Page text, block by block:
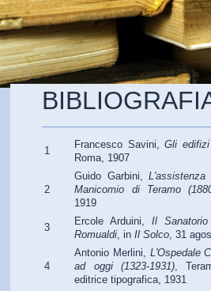
1
Francesco Savini, Gli
Roma, 1907
2
Guido Garbini,
Manicomio di Teramo
1919
3
Ercole Arduini,Il Sanatorio
Romualdi, inIl Solco, 31
4
Antonio Merlini, L'Ospedale
ad oggi (1323-1931),
editrice tipografica, 1931